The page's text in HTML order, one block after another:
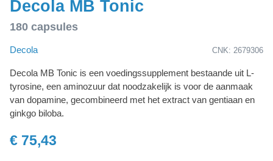
Decola MB Tonic
180 capsules
Decola CNK: 2679306
Decola MB Tonic is een voedingssupplement bestaande uit L-
tyrosine, een aminozuur dat noodzakelijk is voor de aanmaak
van dopamine, gecombineerd met het extract van gentiaan en
ginkgo biloba.
€ 75,43